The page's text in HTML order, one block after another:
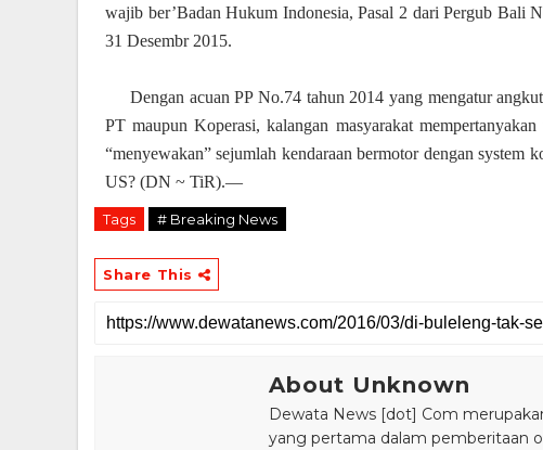
wajib ber’Badan Hukum Indonesia, Pasal 2 dari Pergub Bali
31 Desembr 2015.
Dengan acuan PP No.74 tahun 2014 yang mengatur
PT maupun Koperasi, kalangan masyarakat
“menyewakan” sejumlah kendaraan bermotor dengan
US? (DN ~ TiR).—
Tags # Breaking News
Share This
About Unknown
Dewata News [dot] Com
yang pertama dalam pemberitaan